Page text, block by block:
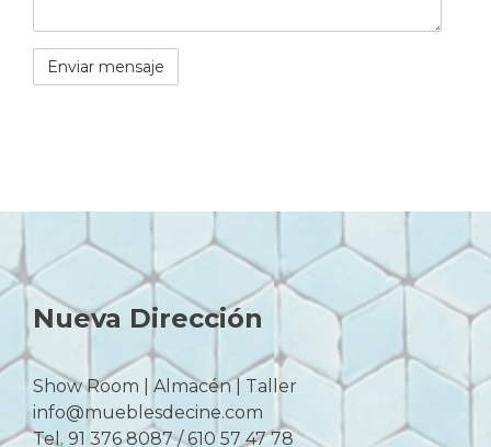
Nueva Dirección
Show Room | Almacén | Taller
info@mueblesdecine.com
Tel. 91 376 8087 / 610 57 47 78